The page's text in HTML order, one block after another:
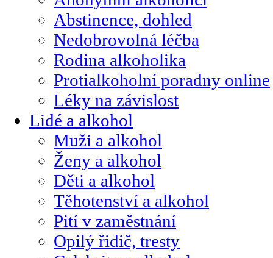
Abstinence, dohled
Nedobrovolná léčba
Rodina alkoholika
Protialkoholní poradny online
Léky na závislost
Lidé a alkohol
Muži a alkohol
Ženy a alkohol
Děti a alkohol
Těhotenství a alkohol
Pití v zaměstnání
Opilý řidič, tresty